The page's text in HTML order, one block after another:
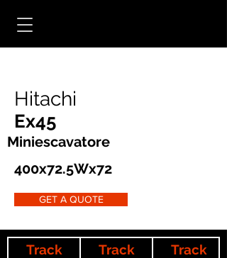
Hitachi
Ex45
Miniescavatore
400x72.5Wx72
GET A QUOTE
Track
Track
Track